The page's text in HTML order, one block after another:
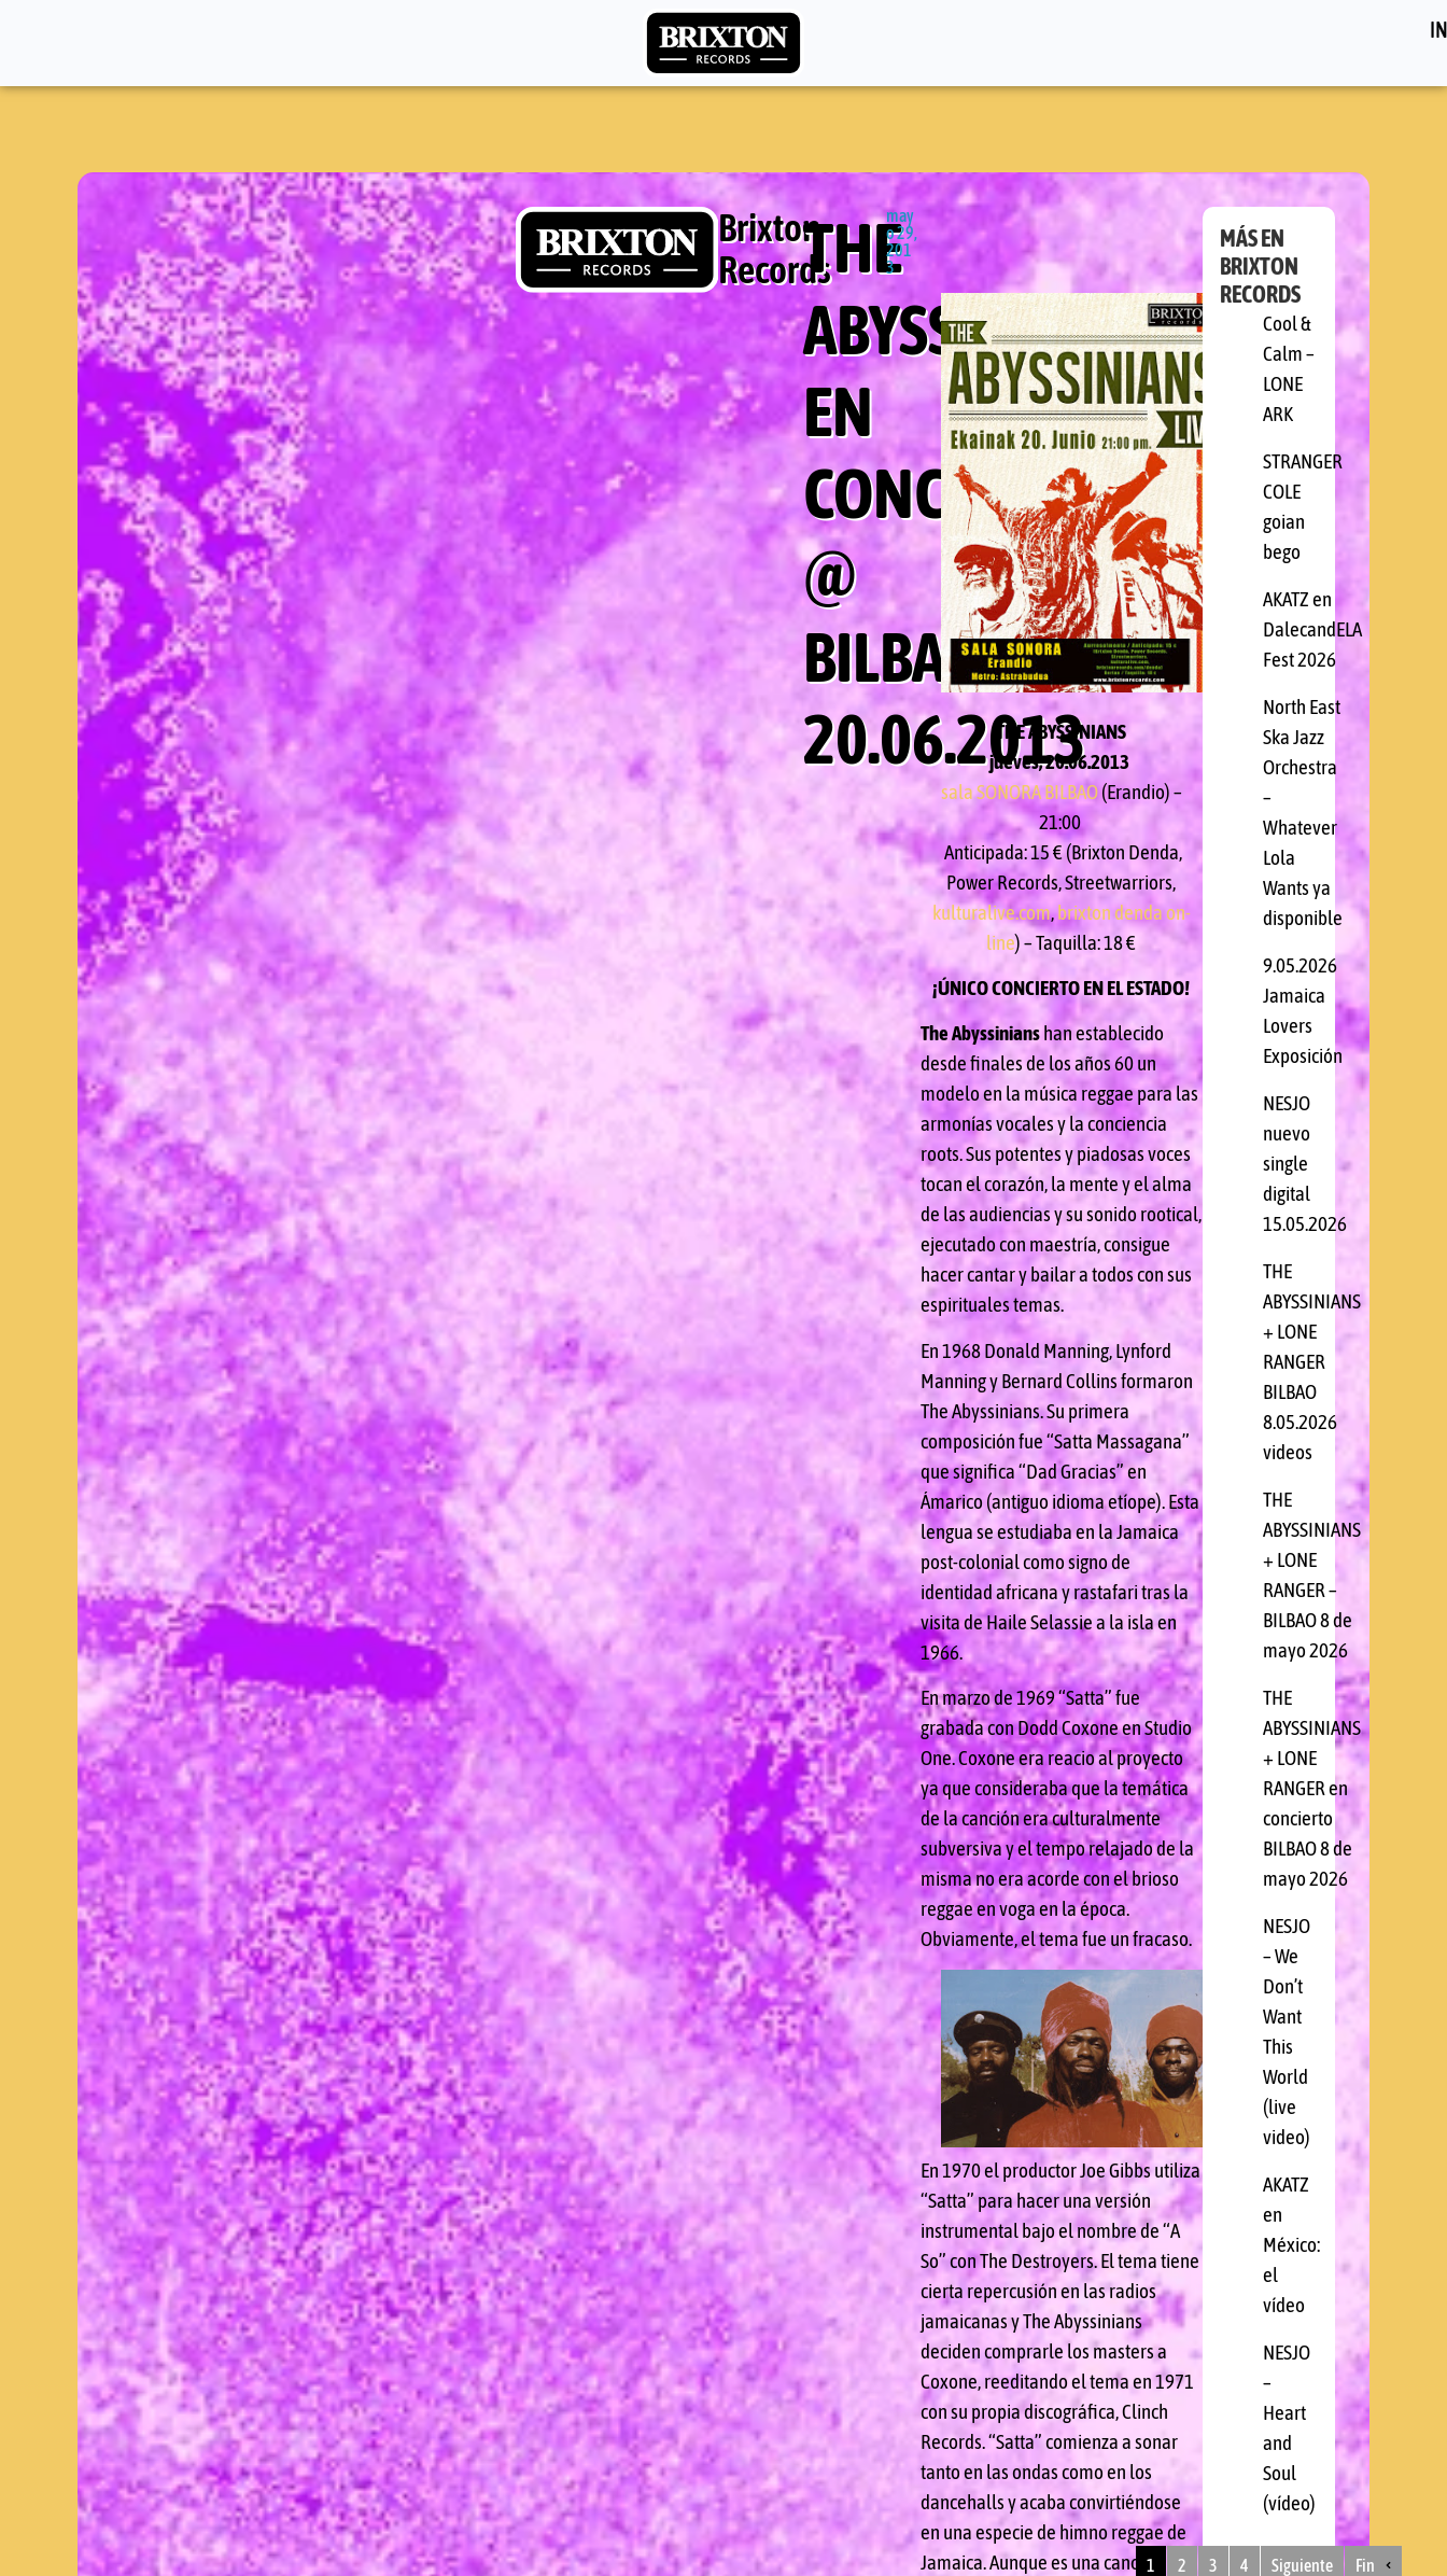
Brixton
RecordsTHE
ABYSSINIANS
EN
CONCIERTO
@
BILBAO
20.06.2013
may
o 29,
201
3
THE ABYSSINIANS
jueves, 20.06.2013
sala SONORA BILBAO(Erandio) –
21:00
Anticipada: 15 € (Brixton Denda,
Power Records, Streetwarriors,
kulturalive.com,brixton denda on-
line) – Taquilla: 18 €
¡ÚNICO CONCIERTO EN EL ESTADO!
The Abyssinianshan establecido
desde finales de los años 60 un
modelo en la música reggae para las
armonías vocales y la conciencia
roots. Sus potentes y piadosas voces
tocan el corazón, la mente y el alma
de las audiencias y su sonido rootical,
ejecutado con maestría, consigue
hacer cantar y bailar a todos con sus
espirituales temas.
En 1968 Donald Manning, Lynford
Manning y Bernard Collins formaron
The Abyssinians. Su primera
composición fue “Satta Massagana”
que significa “Dad Gracias” en
Ámarico (antiguo idioma etíope). Esta
lengua se estudiaba en la Jamaica
post-colonial como signo de
identidad africana y rastafari tras la
visita de Haile Selassie a la isla en
1966.
En marzo de 1969 “Satta” fue
grabada con Dodd Coxone en Studio
One. Coxone era reacio al proyecto
ya que consideraba que la temática
de la canción era culturalmente
subversiva y el tempo relajado de la
misma no era acorde con el brioso
reggae en voga en la época.
Obviamente, el tema fue un fracaso.
En 1970 el productor Joe Gibbs utiliza
“Satta” para hacer una versión
instrumental bajo el nombre de “A
So” con The Destroyers. El tema tiene
cierta repercusión en las radios
jamaicanas y The Abyssinians
deciden comprarle los masters a
Coxone, reeditando el tema en 1971
con su propia discográfica, Clinch
Records. “Satta” comienza a sonar
tanto en las ondas como en los
dancehalls y acaba convirtiéndose
en una especie de himno reggae de
Jamaica. Aunque es una canción
MÁS EN
BRIXTON
RECORDS
Cool &
Calm –
LONE
ARK
STRANGER
COLE
goian
bego
AKATZ en
DalecandELA
Fest 2026
North East
Ska Jazz
Orchestra
–
Whatever
Lola
Wants ya
disponible
9.05.2026
Jamaica
Lovers
Exposición
NESJO
nuevo
single
digital
15.05.2026
THE
ABYSSINIANS
+ LONE
RANGER
BILBAO
8.05.2026
videos
THE
ABYSSINIANS
+ LONE
RANGER –
BILBAO 8 de
mayo 2026
THE
ABYSSINIANS
+ LONE
RANGER en
concierto
BILBAO 8 de
mayo 2026
NESJO
– We
Don’t
Want
This
World
(live
video)
AKATZ
en
México:
el
vídeo
NESJO
–
Heart
and
Soul
(vídeo)
1 2 3 4 Siguiente Fin